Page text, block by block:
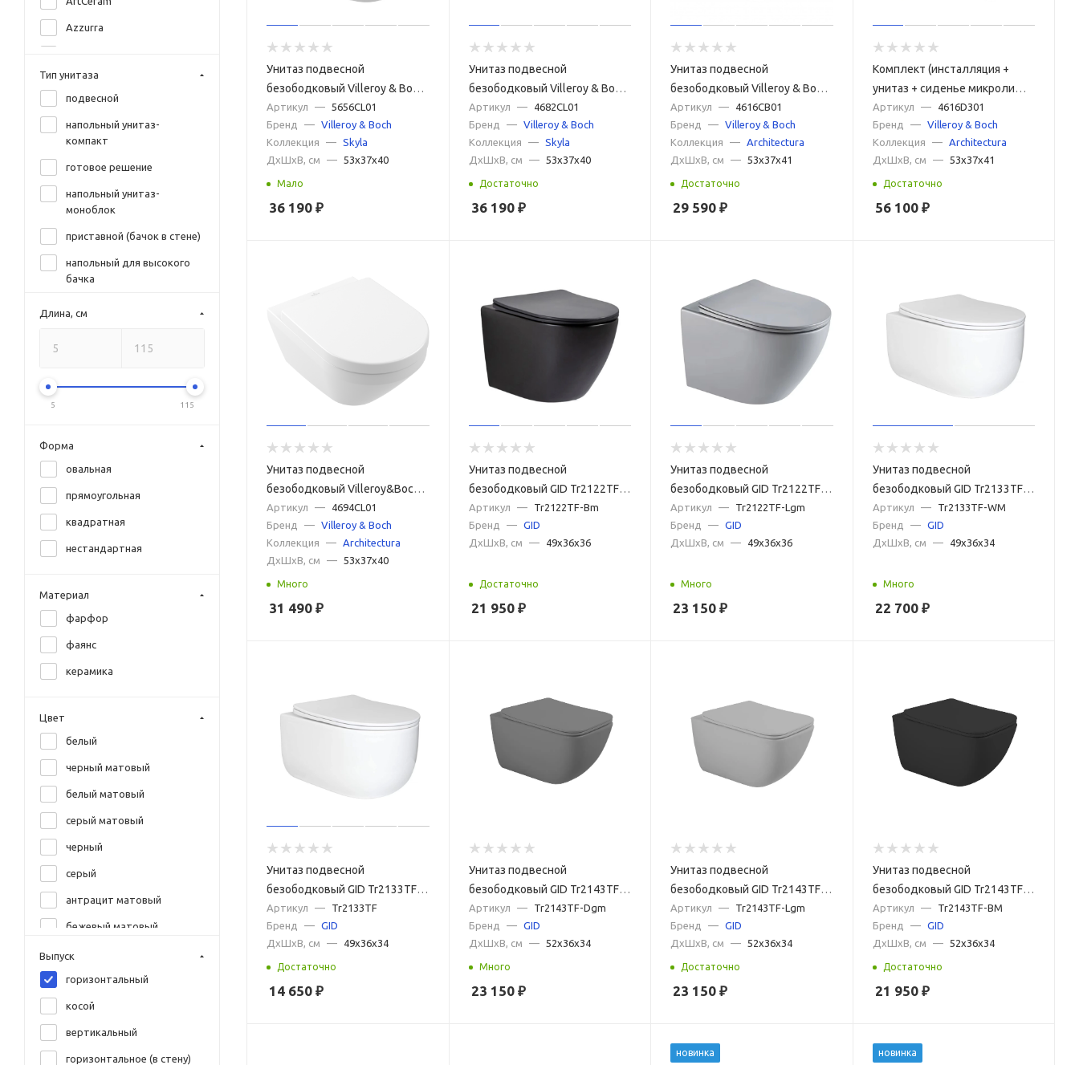
Унитаз подвесной
безободковый Villeroy & Boch
Skyla 5656CL01 белый с
сиденьем микролифт
Артикул —
5656CL01
Бренд
— Villeroy & Boch
Коллекция
— Skyla
ДxШxВ, см
— 53x37x40
Мало
36 190 ₽
Унитаз подвесной
безободковый Villeroy & Boch
Skyla 4682CL01 белый с
сиденьем микролифт
Артикул —
4682CL01
Бренд
—
Villeroy & Boch
Коллекция
—
Skyla
ДxШxВ, см
— 53x37x40
Достаточно
36 190₽
Унитаз подвесной
безободковый Villeroy & Boch
Architectura TwistFlush
4616CB01 с сиденьем
микролифт
Артикул —
4616CB01
Бренд
— Villeroy & Boch
Коллекция
—
Architectura
ДxШxВ, см
— 53x37x41
Достаточно
29 590 ₽
Комплект (инсталляция +
унитаз + сиденье микролифт
+ панель смыва белая) Villeroy
& Boch Architectura 4616D301
Артикул —
4616D301
Бренд
—
Villeroy & Boch
Коллекция
—
Architectura
ДxШxВ, см
— 53x37x41
Достаточно
56 100₽
Унитаз подвесной
безободковый Villeroy&Boch
Architectura Pack 4694CL01 с
сиденьем микролифт
Артикул —
4694CL01
Бренд
— Villeroy & Boch
Коллекция
—
Architectura
ДxШxВ, см
— 53x37x40
Много
31 490 ₽
Унитаз подвесной
безободковый GID Tr2122TF-
Bm черный матовый, с
сиденьем микролифт
Артикул —
Tr2122TF-Bm
Бренд
—
GID
ДxШxВ, см
— 49x36x36
Достаточно
21 950₽
Унитаз подвесной
безободковый GID Tr2122TF-
Lgm серый матовый, с
сиденьем микролифт
Артикул —
Tr2122TF-Lgm
Бренд
— GID
ДxШxВ, см
— 49x36x36
Много
23 150 ₽
Унитаз подвесной
безободковый GID Tr2133TF-
WM белый матовый, с
сиденьем микролифт
Артикул —
Tr2133TF-WM
Бренд
—
GID
ДxШxВ, см
— 49x36x34
Много
22 700₽
Унитаз подвесной
безободковый GID Tr2133TF
белый с сиденьем
микролифт
Артикул —
Tr2133TF
Бренд
— GID
ДxШxВ, см
— 49x36x34
Достаточно
14 650 ₽
Унитаз подвесной
безободковый GID Tr2143TF-
Dgm темно-серый матовый с
сиденьем микролифт
Артикул —
Tr2143TF-Dgm
Бренд
—
GID
ДxШxВ, см
— 52x36x34
Много
23 150₽
Унитаз подвесной
безободковый GID Tr2143TF-
Lgm серый матовый с
сиденьем микролифт
Артикул —
Tr2143TF-Lgm
Бренд
— GID
ДxШxВ, см
— 52x36x34
Достаточно
23 150 ₽
Унитаз подвесной
безободковый GID Tr2143TF-
BM черный матовый с
сиденьем микролифт
Артикул —
Tr2143TF-BM
Бренд
—
GID
ДxШxВ, см
— 52x36x34
Достаточно
21 950₽
новинка новинка
AQUAme
Azzurra
Black&White
Ceramica Nova
DQ
Duravit
Esbano
GID
Hansgrohe
Iddis
Ideal Standard
Sanita
Sanita Luxe
Santek
SantiLine
Simas
TECE
Terminus
TOTO
Villeroy & Boch
Vincea
Vitra
Тип унитаза
подвесной
напольный унитаз-
компакт
готовое решение
напольный унитаз-
моноблок
приставной (бачок в стене)
напольный для высокого
бачка
Длина, см
5 115
Форма
овальная
прямоугольная
квадратная
нестандартная
Материал
фарфор
фаянс
керамика
Цвет
белый
черный матовый
белый матовый
серый матовый
черный
серый
антрацит матовый
бежевый матовый
капучино матовый
зеленый
золото
матера
оранжевый
Выпуск
горизонтальный
косой
вертикальный
горизонтальное (в стену)